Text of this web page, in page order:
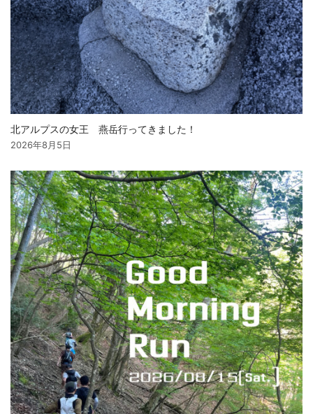
北アルプスの女王 燕岳行ってきました！
2026年8月5日